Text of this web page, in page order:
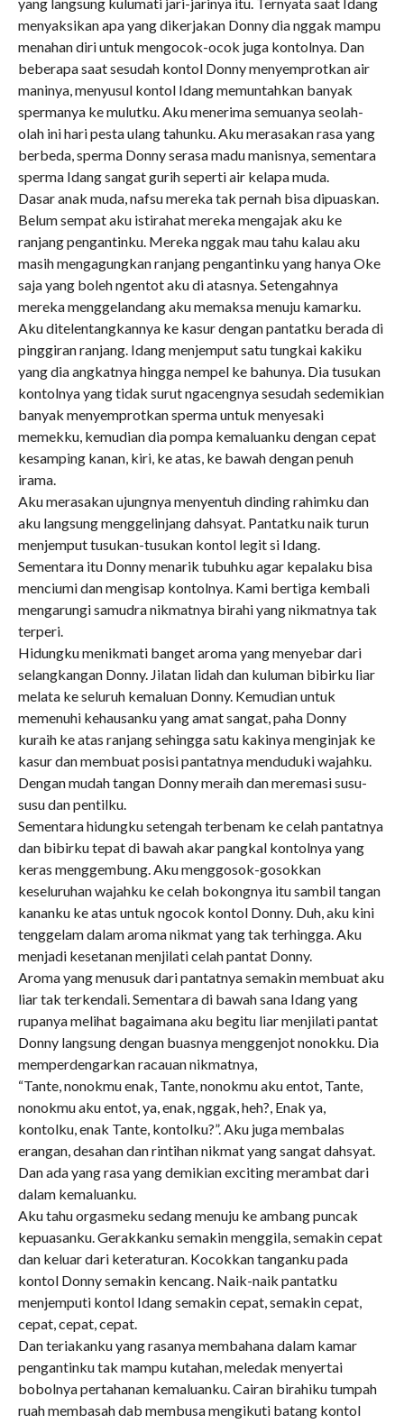
menyaksikan apa yang dikerjakan Donny dia nggak mampu
menahan diri untuk mengocok-ocok juga kontolnya. Dan
beberapa saat sesudah kontol Donny menyemprotkan air
maninya, menyusul kontol Idang memuntahkan banyak
spermanya ke mulutku. Aku menerima semuanya seolah-
olah ini hari pesta ulang tahunku. Aku merasakan rasa yang
berbeda, sperma Donny serasa madu manisnya, sementara
sperma Idang sangat gurih seperti air kelapa muda.
Dasar anak muda, nafsu mereka tak pernah bisa dipuaskan.
Belum sempat aku istirahat mereka mengajak aku ke
ranjang pengantinku. Mereka nggak mau tahu kalau aku
masih mengagungkan ranjang pengantinku yang hanya Oke
saja yang boleh ngentot aku di atasnya. Setengahnya
mereka menggelandang aku memaksa menuju kamarku.
Aku ditelentangkannya ke kasur dengan pantatku berada di
pinggiran ranjang. Idang menjemput satu tungkai kakiku
yang dia angkatnya hingga nempel ke bahunya. Dia tusukan
kontolnya yang tidak surut ngacengnya sesudah sedemikian
banyak menyemprotkan sperma untuk menyesaki
memekku, kemudian dia pompa kemaluanku dengan cepat
kesamping kanan, kiri, ke atas, ke bawah dengan penuh
irama.
Aku merasakan ujungnya menyentuh dinding rahimku dan
aku langsung menggelinjang dahsyat. Pantatku naik turun
menjemput tusukan-tusukan kontol legit si Idang.
Sementara itu Donny menarik tubuhku agar kepalaku bisa
menciumi dan mengisap kontolnya. Kami bertiga kembali
mengarungi samudra nikmatnya birahi yang nikmatnya tak
terperi.
Hidungku menikmati banget aroma yang menyebar dari
selangkangan Donny. Jilatan lidah dan kuluman bibirku liar
melata ke seluruh kemaluan Donny. Kemudian untuk
memenuhi kehausanku yang amat sangat, paha Donny
kuraih ke atas ranjang sehingga satu kakinya menginjak ke
kasur dan membuat posisi pantatnya menduduki wajahku.
Dengan mudah tangan Donny meraih dan meremasi susu-
susu dan pentilku.
Sementara hidungku setengah terbenam ke celah pantatnya
dan bibirku tepat di bawah akar pangkal kontolnya yang
keras menggembung. Aku menggosok-gosokkan
keseluruhan wajahku ke celah bokongnya itu sambil tangan
kananku ke atas untuk ngocok kontol Donny. Duh, aku kini
tenggelam dalam aroma nikmat yang tak terhingga. Aku
menjadi kesetanan menjilati celah pantat Donny.
Aroma yang menusuk dari pantatnya semakin membuat aku
liar tak terkendali. Sementara di bawah sana Idang yang
rupanya melihat bagaimana aku begitu liar menjilati pantat
Donny langsung dengan buasnya menggenjot nonokku. Dia
memperdengarkan racauan nikmatnya,
“Tante, nonokmu enak, Tante, nonokmu aku entot, Tante,
nonokmu aku entot, ya, enak, nggak, heh?, Enak ya,
kontolku, enak Tante, kontolku?”. Aku juga membalas
erangan, desahan dan rintihan nikmat yang sangat dahsyat.
Dan ada yang rasa yang demikian exciting merambat dari
dalam kemaluanku.
Aku tahu orgasmeku sedang menuju ke ambang puncak
kepuasanku. Gerakkanku semakin menggila, semakin cepat
dan keluar dari keteraturan. Kocokkan tanganku pada
kontol Donny semakin kencang. Naik-naik pantatku
menjemputi kontol Idang semakin cepat, semakin cepat,
cepat, cepat, cepat.
Dan teriakanku yang rasanya membahana dalam kamar
pengantinku tak mampu kutahan, meledak menyertai
bobolnya pertahanan kemaluanku. Cairan birahiku tumpah
ruah membasah dab membusa mengikuti batang kontol